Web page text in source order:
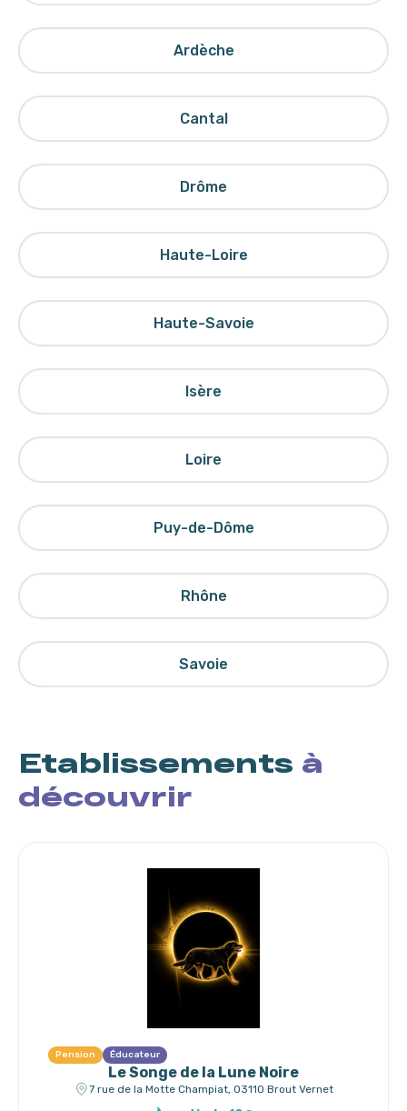
Ardèche
Cantal
Drôme
Haute-Loire
Haute-Savoie
Isère
Loire
Puy-de-Dôme
Rhône
Savoie
Etablissements à
découvrir
Pension Éducateur
Le Songe de la Lune Noire
7 rue de la Motte Champiat, 03110 Brout Vernet